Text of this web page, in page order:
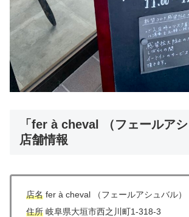
「fer à cheval （フェールアシ
店舗情報
店名 fer à cheval （フェールアシュバル）
住所 岐阜県大垣市西之川町1-318-3